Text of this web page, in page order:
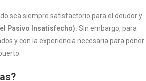
sea siempre satisfactorio para el deudor y
Pasivo Insatisfecho). Sin embargo, para
y con la experiencia necesaria para poner